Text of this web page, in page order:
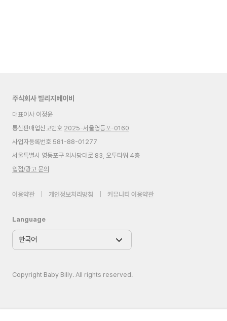
주식회사 빌리지베이비
대표이사 이정윤
통신판매업신고번호 2025-서울영등포-0160
사업자등록번호 581-88-01277
서울특별시 영등포구 의사당대로 83, 오투타워 4층
입점/광고 문의
이용약관 개인정보처리방침 커뮤니티 이용약관
Language
Copyright Baby Billy. All rights reserved.